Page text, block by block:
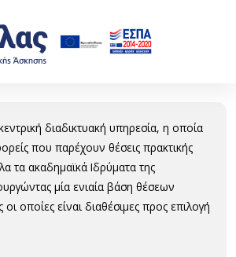
διαδικτυακή υπηρεσία, η οποία
που παρέχουν θέσεις πρακτικής
τα ακαδημαϊκά Ιδρύματα της
μία ενιαία βάση θέσεων
οποίες είναι διαθέσιμες προς επιλογή